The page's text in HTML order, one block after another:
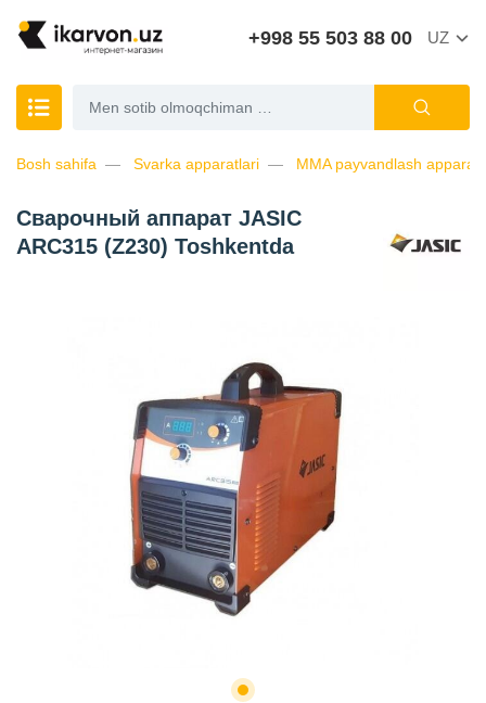
+998 55 503 88 00 UZ
Bosh sahifa Svarka apparatlari MMA payvandlash
Сварочный аппарат JASIC
ARC315 (Z230) Toshkentda